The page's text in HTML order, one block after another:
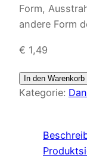
Form,
andere Form
€ 1,49
In den Warenkorb
Kategorie: